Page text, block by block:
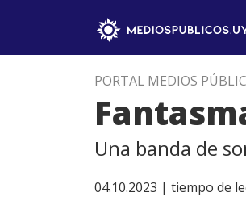
PORTAL MEDIOS
Una banda de
04.10.2023 | tiempo de